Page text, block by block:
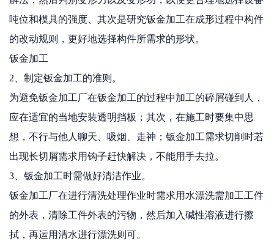
吨位和模具的强度、其次是研究钣金加工在成形过程中构件
的改动规则，更好地选择构件所需求的形状。
钣金加工
2、制定钣金加工的准则。
为避免钣金加工厂在钣金加工的过程中加工的碎屑碰到人，
应在适宜的当地安装透明挡板；其次，在施工时要集中思
想，不行与他人聊天、吸烟、走神；钣金加工需求切削时若
出现长切屑需求用钩子赶快解决，不能用手去拉。
3、钣金加工时需做好清洁作业。
钣金加工厂在进行清洗处理作业时需求用水漂洗需加工工件
的外表，清除工件外表的污物，然后加入碱性溶液进行擦
拭，再运用清水进行漂洗则可。